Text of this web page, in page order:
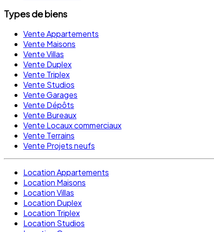
Types de biens
Vente Appartements
Vente Maisons
Vente Villas
Vente Duplex
Vente Triplex
Vente Studios
Vente Garages
Vente Dépôts
Vente Bureaux
Vente Locaux commerciaux
Vente Terrains
Vente Projets neufs
Location Appartements
Location Maisons
Location Villas
Location Duplex
Location Triplex
Location Studios